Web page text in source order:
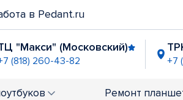
в Pedant.ru
"Макси" (Московский)
(818) 260-43-82 +7
+7 (818) 260-43-02
Ремонт